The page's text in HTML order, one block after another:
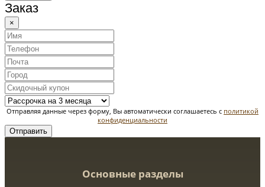
Заказ
×
Отправляя данные через форму, Вы автоматически соглашаетесь с политикой
конфиденциальности
Отправить
Основные разделы